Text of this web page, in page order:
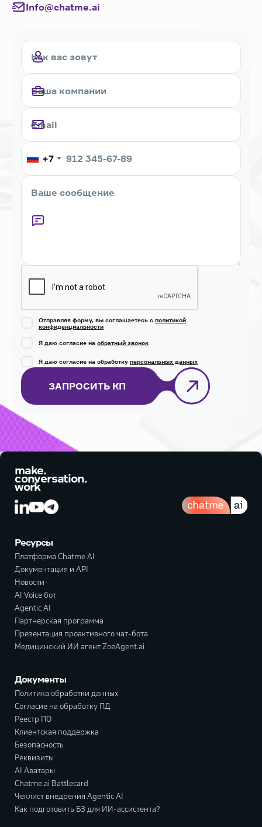
Info@chatme.ai
+7
Отправляя форму, вы соглашаетесь с политикой
конфиденциальности
Я даю согласие на обратный звонок
Я даю согласие на обработку персональных данных
ЗАПРОСИТЬ КП
make.
conversation.
work
Ресурсы
Платформа Chatme AI
Документация и API
Новости
AI Voice бот
Agentic AI
Партнерская программа
Презентация проактивного чат-бота
Медицинский ИИ агент ZoeAgent.ai
Документы
Политика обработки данных
Согласие на обработку ПД
Реестр ПО
Клиентская поддержка
Безопасность
Реквизиты
AI Аватары
Chatme.ai Battlecard
Чеклист внедрения Agentic AI
Как подготовить БЗ для ИИ-ассистента?